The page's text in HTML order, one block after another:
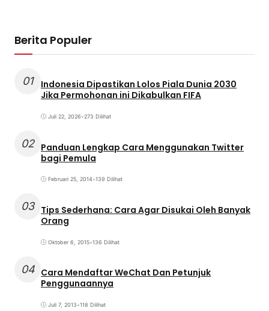
Berita Populer
01
Indonesia Dipastikan Lolos Piala Dunia 2030
Jika Permohonan ini Dikabulkan FIFA
Juli 22, 2026•273 Dilihat
02 Panduan Lengkap Cara Menggunakan Twitter
bagi Pemula
Februari 25, 2014•139 Dilihat
03 Tips Sederhana: Cara Agar Disukai Oleh Banyak
Orang
Oktober 6, 2015•136 Dilihat
04 Cara Mendaftar WeChat Dan Petunjuk
Penggunaannya
Juli 7, 2013•118 Dilihat